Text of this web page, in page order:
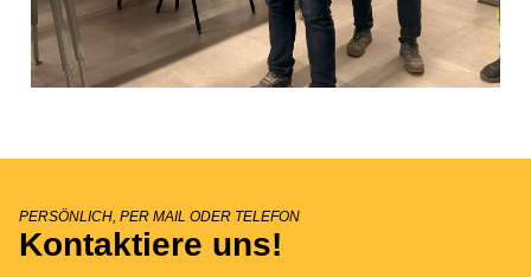
PERSÖNLICH, PER MAIL ODER TELEFON
Kontaktiere uns!